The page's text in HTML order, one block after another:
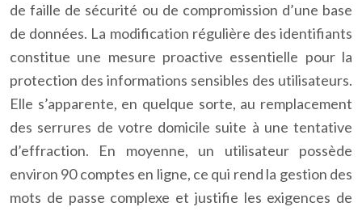
de faille de sécurité ou de compromission d’une base
de données. La modification régulière des identifiants
constitue une mesure proactive essentielle pour la
protection des informations sensibles des utilisateurs.
Elle s’apparente, en quelque sorte, au remplacement
des serrures de votre domicile suite à une tentative
d’effraction. En moyenne, un utilisateur possède
environ 90 comptes en ligne, ce qui rend la gestion des
mots de passe complexe et justifie les exigences de